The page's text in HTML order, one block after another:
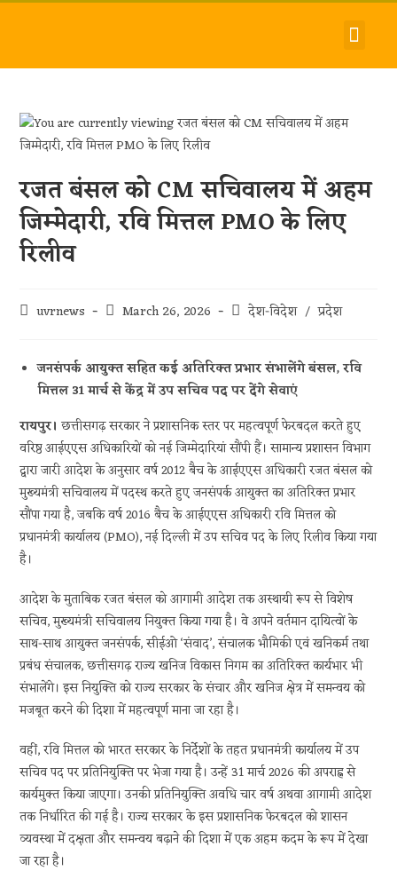
रजत बंसल को CM सचिवालय में अहम
जिम्मेदारी, रवि मित्तल PMO के लिए
रिलीव
uvrnews March 26, 2026 देश-विदेश / प्रदेश
जनसंपर्क आयुक्त सहित कई अतिरिक्त प्रभार संभालेंगे बंसल, रवि
मित्तल 31 मार्च से केंद्र में उप सचिव पद पर देंगे सेवाएं
रायपुर। छत्तीसगढ़ सरकार ने प्रशासनिक स्तर पर महत्वपूर्ण फेरबदल करते हुए
वरिष्ठ आईएएस अधिकारियों को नई जिम्मेदारियां सौंपी हैं। सामान्य प्रशासन विभाग
द्वारा जारी आदेश के अनुसार वर्ष 2012 बैच के आईएएस अधिकारी रजत बंसल को
मुख्यमंत्री सचिवालय में पदस्थ करते हुए जनसंपर्क आयुक्त का अतिरिक्त प्रभार
सौंपा गया है, जबकि वर्ष 2016 बैच के आईएएस अधिकारी रवि मित्तल को
प्रधानमंत्री कार्यालय (PMO), नई दिल्ली में उप सचिव पद के लिए रिलीव किया गया
है।
आदेश के मुताबिक रजत बंसल को आगामी आदेश तक अस्थायी रूप से विशेष
सचिव, मुख्यमंत्री सचिवालय नियुक्त किया गया है। वे अपने वर्तमान दायित्वों के
साथ-साथ आयुक्त जनसंपर्क, सीईओ ‘संवाद’, संचालक भौमिकी एवं खनिकर्म तथा
प्रबंध संचालक, छत्तीसगढ़ राज्य खनिज विकास निगम का अतिरिक्त कार्यभार भी
संभालेंगे। इस नियुक्ति को राज्य सरकार के संचार और खनिज क्षेत्र में समन्वय को
मजबूत करने की दिशा में महत्वपूर्ण माना जा रहा है।
वहीं, रवि मित्तल को भारत सरकार के निर्देशों के तहत प्रधानमंत्री कार्यालय में उप
सचिव पद पर प्रतिनियुक्ति पर भेजा गया है। उन्हें 31 मार्च 2026 की अपराह्न से
कार्यमुक्त किया जाएगा। उनकी प्रतिनियुक्ति अवधि चार वर्ष अथवा आगामी आदेश
तक निर्धारित की गई है। राज्य सरकार के इस प्रशासनिक फेरबदल को शासन
व्यवस्था में दक्षता और समन्वय बढ़ाने की दिशा में एक अहम कदम के रूप में देखा
जा रहा है।